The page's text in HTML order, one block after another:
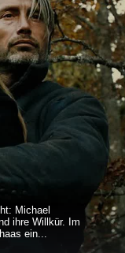
Michael
ihre Willkür. Im
ein...